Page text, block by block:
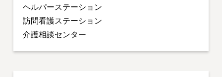
ヘルパーステーション
訪問看護ステーション
介護相談センター